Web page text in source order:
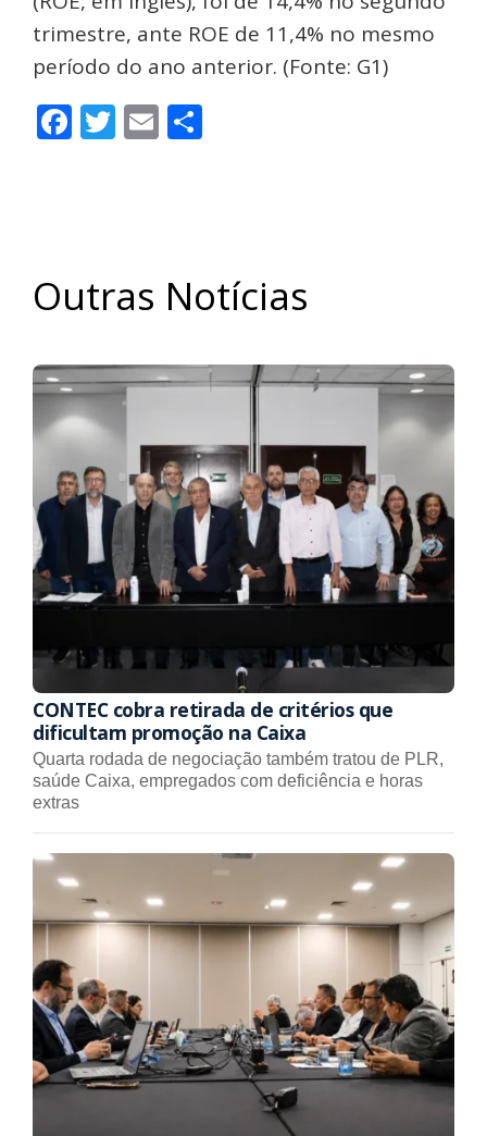
trimestre, ante ROE de 11,4% no mesmo
período do ano anterior. (Fonte: G1)
Facebook
Twitter
Email
Outras Notícias
CONTEC cobra retirada de critérios que
dificultam promoção na Caixa
Quarta rodada de negociação também tratou de PLR,
saúde Caixa, empregados com deficiência e horas
extras